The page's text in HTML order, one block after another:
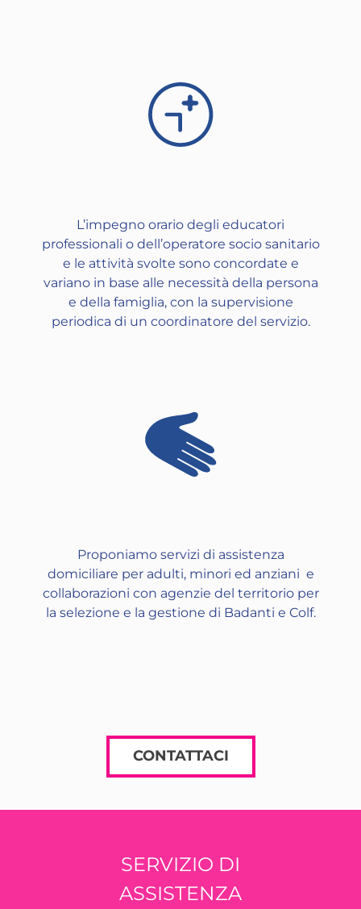
L’impegno orario degli educatori
professionali o dell’operatore socio sanitario
e le attività svolte sono concordate e
variano in base alle necessità della persona
e della famiglia, con la supervisione
periodica di un coordinatore del servizio.
Proponiamo servizi di assistenza
domiciliare per adulti, minori ed anziani e
collaborazioni con agenzie del territorio per
la selezione e la gestione di Badanti e Colf.
CONTATTACI
SERVIZIO DI
ASSISTENZA